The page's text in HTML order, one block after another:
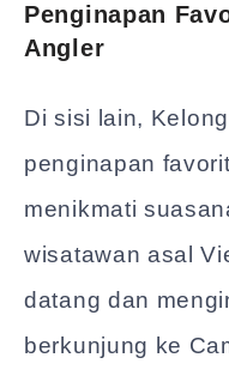
Penginapan
Angler
Di sisi lain,
penginapan
menikmati
wisatawan asal
datang dan
berkunjung ke